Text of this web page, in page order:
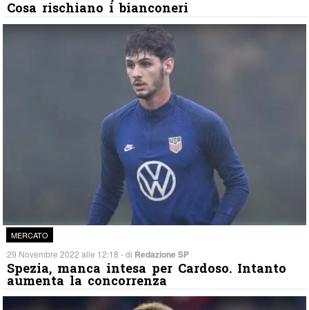
Cosa rischiano i bianconeri
MERCATO
29 Novembre 2022 alle 12:18 - di Redazione SP
Spezia, manca intesa per Cardoso. Intanto
aumenta la concorrenza